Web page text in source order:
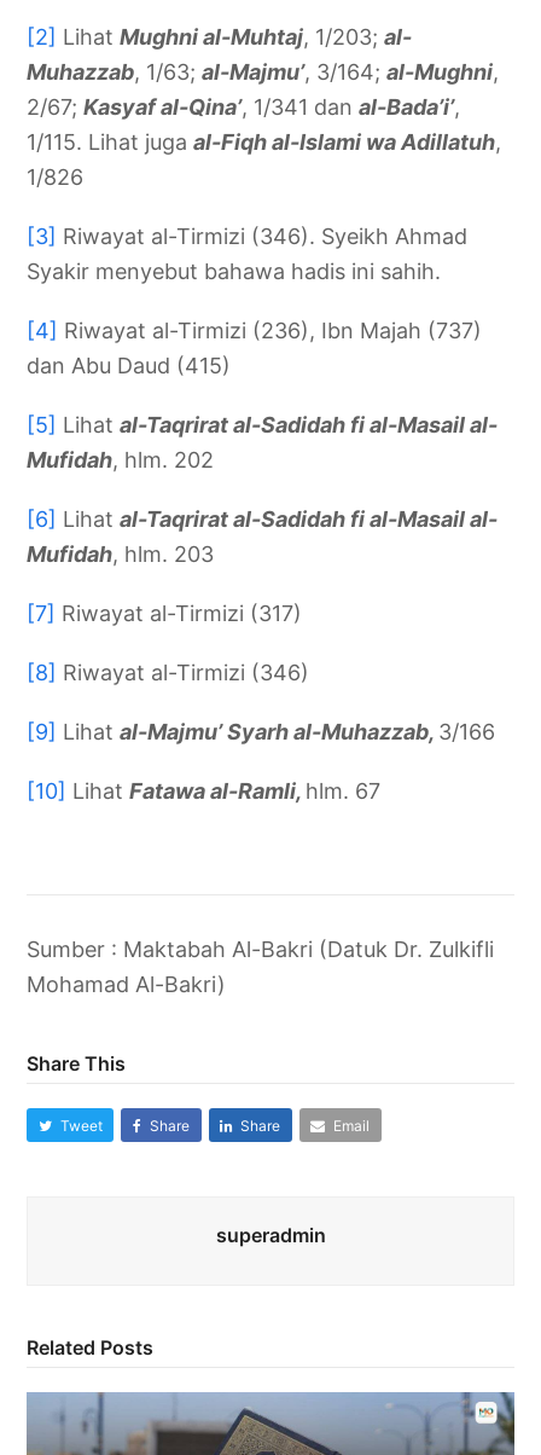
[2] LihatMughni al-Muhtaj, 1/203;al-
Muhazzab, 1/63;al-Majmu’, 3/164;al-Mughni,
2/67;Kasyaf al-Qina’, 1/341 danal-Bada’i’,
1/115. Lihat jugaal-Fiqh al-Islami wa Adillatuh,
1/826
[3] Riwayat al-Tirmizi (346). Syeikh Ahmad
Syakir menyebut bahawa hadis ini sahih.
[4] Riwayat al-Tirmizi (236), Ibn Majah (737)
dan Abu Daud (415)
[5] Lihatal-Taqrirat al-Sadidah fi al-Masail al-
Mufidah, hlm. 202
[6] Lihatal-Taqrirat al-Sadidah fi al-Masail al-
Mufidah, hlm. 203
[7] Riwayat al-Tirmizi (317)
[8] Riwayat al-Tirmizi (346)
[9] Lihatal-Majmu’ Syarh al-Muhazzab, 3/166
[10] LihatFatawa al-Ramli, hlm. 67
Sumber : Maktabah Al-Bakri (Datuk Dr. Zulkifli
Mohamad Al-Bakri)
Share This
Tweet Share Share Email
superadmin
Related Posts